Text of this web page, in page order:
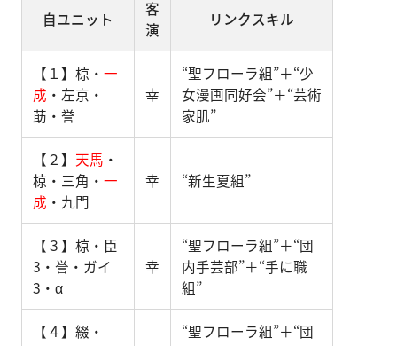
自ユニット
客
演
リンクスキル
【１】椋・ 一
成 ・左京・
莇・誉
幸
“聖フローラ組”＋“少
女漫画同好会”＋“芸術
家肌”
【２】 天馬 ・
椋・三角・ 一
成 ・九門
幸 “新生夏組”
【３】椋・臣
3・誉・ガイ
3・α
幸
“聖フローラ組”＋“団
内手芸部”＋“手に職
組”
【４】綴・
“聖フローラ組”＋“団